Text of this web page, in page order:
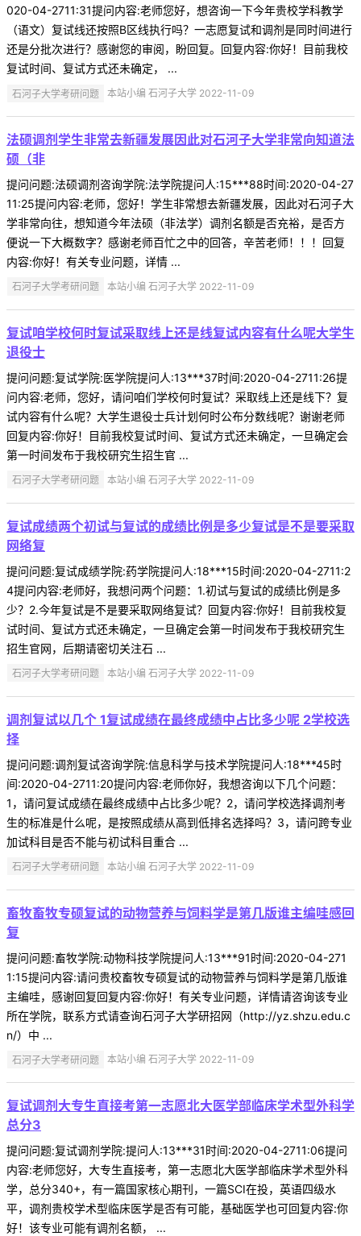
020-04-2711:31提问内容:老师您好，想咨询一下今年贵校学科教学
（语文）复试线还按照B区线执行吗？一志愿复试和调剂是同时间进行
还是分批次进行？感谢您的审阅，盼回复。回复内容:你好！目前我校
复试时间、复试方式还未确定， ...
石河子大学考研问题 本站小编 石河子大学 2022-11-09
法硕调剂学生非常去新疆发展因此对石河子大学非常向知道法
硕（非
提问问题:法硕调剂咨询学院:法学院提问人:15***88时间:2020-04-27
11:25提问内容:老师，您好！学生非常想去新疆发展，因此对石河子大
学非常向往，想知道今年法硕（非法学）调剂名额是否充裕，是否方
便说一下大概数字？感谢老师百忙之中的回答，辛苦老师！！！回复
内容:你好！有关专业问题，详情 ...
石河子大学考研问题 本站小编 石河子大学 2022-11-09
复试咱学校何时复试采取线上还是线复试内容有什么呢大学生
退役士
提问问题:复试学院:医学院提问人:13***37时间:2020-04-2711:26提
问内容:老师，您好，请问咱们学校何时复试？采取线上还是线下？复
试内容有什么呢？大学生退役士兵计划何时公布分数线呢？谢谢老师
回复内容:你好！目前我校复试时间、复试方式还未确定，一旦确定会
第一时间发布于我校研究生招生官 ...
石河子大学考研问题 本站小编 石河子大学 2022-11-09
复试成绩两个初试与复试的成绩比例是多少复试是不是要采取
网络复
提问问题:复试成绩学院:药学院提问人:18***15时间:2020-04-2711:2
4提问内容:老师好，我想问两个问题：1.初试与复试的成绩比例是多
少？2.今年复试是不是要采取网络复试？回复内容:你好！目前我校复
试时间、复试方式还未确定，一旦确定会第一时间发布于我校研究生
招生官网，后期请密切关注石 ...
石河子大学考研问题 本站小编 石河子大学 2022-11-09
调剂复试以几个 1复试成绩在最终成绩中占比多少呢 2学校选
择
提问问题:调剂复试咨询学院:信息科学与技术学院提问人:18***45时
间:2020-04-2711:20提问内容:老师你好，我想咨询以下几个问题：
1，请问复试成绩在最终成绩中占比多少呢？2，请问学校选择调剂考
生的标准是什么呢，是按照成绩从高到低排名选择吗？3，请问跨专业
加试科目是否不能与初试科目重合 ...
石河子大学考研问题 本站小编 石河子大学 2022-11-09
畜牧畜牧专硕复试的动物营养与饲料学是第几版谁主编哇感回
复
提问问题:畜牧学院:动物科技学院提问人:13***91时间:2020-04-271
1:15提问内容:请问贵校畜牧专硕复试的动物营养与饲料学是第几版谁
主编哇，感谢回复回复内容:你好！有关专业问题，详情请咨询该专业
所在学院，联系方式请查询石河子大学研招网（http://yz.shzu.edu.c
n/）中 ...
石河子大学考研问题 本站小编 石河子大学 2022-11-09
复试调剂大专生直接考第一志愿北大医学部临床学术型外科学
总分3
提问问题:复试调剂学院:提问人:13***31时间:2020-04-2711:06提问
内容:老师您好，大专生直接考，第一志愿北大医学部临床学术型外科
学，总分340+，有一篇国家核心期刊，一篇SCI在投，英语四级水
平，调剂贵校学术型临床医学是否有可能，基础医学也可回复内容:你
好！该专业可能有调剂名额， ...